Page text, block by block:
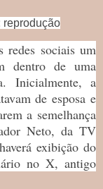
reprodução
redes sociais um
dentro de uma
Inicialmente, a
de esposa e
a semelhança
Neto, da TV
exibição do
no X, antigo